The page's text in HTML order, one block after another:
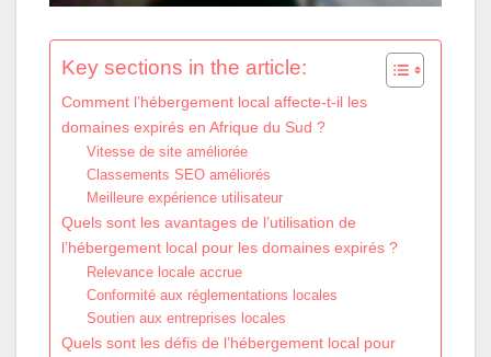
Key sections in the article:
Comment l’hébergement local affecte-t-il les
domaines expirés en Afrique du Sud ?
Vitesse de site améliorée
Classements SEO améliorés
Meilleure expérience utilisateur
Quels sont les avantages de l’utilisation de
l’hébergement local pour les domaines expirés ?
Relevance locale accrue
Conformité aux réglementations locales
Soutien aux entreprises locales
Quels sont les défis de l’hébergement local pour